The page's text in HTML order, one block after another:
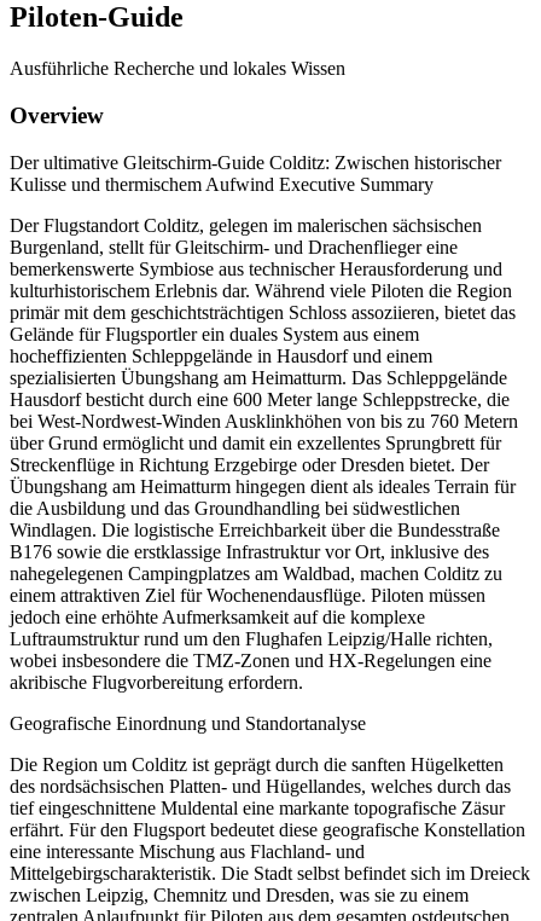
Piloten-Guide
Ausführliche Recherche und lokales Wissen
Overview
Der ultimative Gleitschirm-Guide Colditz: Zwischen historischer
Kulisse und thermischem Aufwind Executive Summary
Der Flugstandort Colditz, gelegen im malerischen sächsischen
Burgenland, stellt für Gleitschirm- und Drachenflieger eine
bemerkenswerte Symbiose aus technischer Herausforderung und
kulturhistorischem Erlebnis dar. Während viele Piloten die Region
primär mit dem geschichtsträchtigen Schloss assoziieren, bietet das
Gelände für Flugsportler ein duales System aus einem
hocheffizienten Schleppgelände in Hausdorf und einem
spezialisierten Übungshang am Heimatturm. Das Schleppgelände
Hausdorf besticht durch eine 600 Meter lange Schleppstrecke, die
bei West-Nordwest-Winden Ausklinkhöhen von bis zu 760 Metern
über Grund ermöglicht und damit ein exzellentes Sprungbrett für
Streckenflüge in Richtung Erzgebirge oder Dresden bietet. Der
Übungshang am Heimatturm hingegen dient als ideales Terrain für
die Ausbildung und das Groundhandling bei südwestlichen
Windlagen. Die logistische Erreichbarkeit über die Bundesstraße
B176 sowie die erstklassige Infrastruktur vor Ort, inklusive des
nahegelegenen Campingplatzes am Waldbad, machen Colditz zu
einem attraktiven Ziel für Wochenendausflüge. Piloten müssen
jedoch eine erhöhte Aufmerksamkeit auf die komplexe
Luftraumstruktur rund um den Flughafen Leipzig/Halle richten,
wobei insbesondere die TMZ-Zonen und HX-Regelungen eine
akribische Flugvorbereitung erfordern.
Geografische Einordnung und Standortanalyse
Die Region um Colditz ist geprägt durch die sanften Hügelketten
des nordsächsischen Platten- und Hügellandes, welches durch das
tief eingeschnittene Muldental eine markante topografische Zäsur
erfährt. Für den Flugsport bedeutet diese geografische Konstellation
eine interessante Mischung aus Flachland- und
Mittelgebirgscharakteristik. Die Stadt selbst befindet sich im Dreieck
zwischen Leipzig, Chemnitz und Dresden, was sie zu einem
zentralen Anlaufpunkt für Piloten aus dem gesamten ostdeutschen